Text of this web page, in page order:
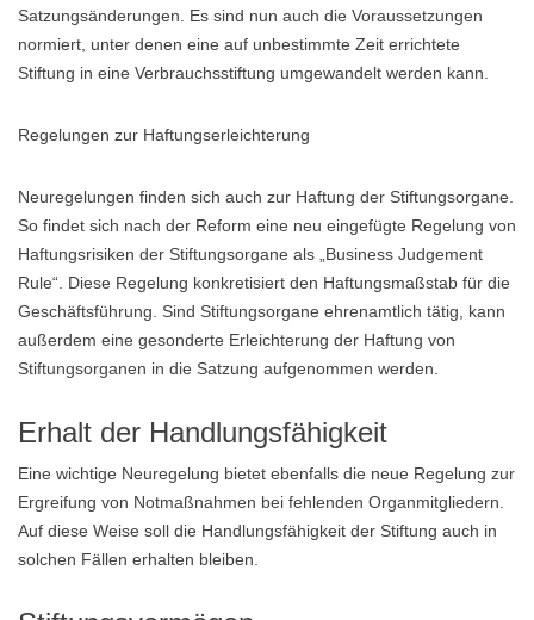
Satzungsänderungen. Es sind nun auch die Voraussetzungen
normiert, unter denen eine auf unbestimmte Zeit errichtete
Stiftung in eine Verbrauchsstiftung umgewandelt werden kann.
Regelungen zur Haftungserleichterung
Neuregelungen finden sich auch zur Haftung der Stiftungsorgane.
So findet sich nach der Reform eine neu eingefügte Regelung von
Haftungsrisiken der Stiftungsorgane als „Business Judgement
Rule“. Diese Regelung konkretisiert den Haftungsmaßstab für die
Geschäftsführung. Sind Stiftungsorgane ehrenamtlich tätig, kann
außerdem eine gesonderte Erleichterung der Haftung von
Stiftungsorganen in die Satzung aufgenommen werden.
Erhalt der Handlungsfähigkeit
Eine wichtige Neuregelung bietet ebenfalls die neue Regelung zur
Ergreifung von Notmaßnahmen bei fehlenden Organmitgliedern.
Auf diese Weise soll die Handlungsfähigkeit der Stiftung auch in
solchen Fällen erhalten bleiben.